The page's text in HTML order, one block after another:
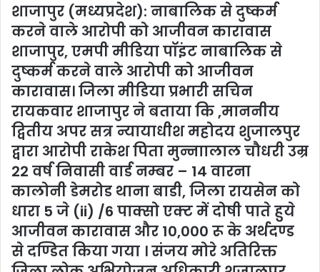
शाजापुर (मध्यप्रदेश): नाबालिक से दुष्कर्म
करने वाले आरोपी को आजीवन कारावास
शाजापुर, एमपी मीडिया पॉइंट नाबालिक से
दुष्कर्म करने वाले आरोपी को आजीवन
कारावास। जिला मीडिया प्रभारी सचिन
रायकवार शाजापुर ने बताया कि ,माननीय
द्वितीय अपर सत्र न्यायाधीश महोदय शुजालपुर
द्वारा आरोपी राकेश पिता मुन्नाालाल चौधरी उम्र
22 वर्ष निवासी वार्ड नम्बर – 14 वारना
कालोनी डेमरोड थाना बाडी, जिला रायसेन को
धारा 5 जे (ii) /6 पाक्सो एक्ट में दोषी पाते हुये
आजीवन कारावास और 10,000 रू के अर्थदण्ड
से दण्डित किया गया । संजय मोरे अतिरिक्त